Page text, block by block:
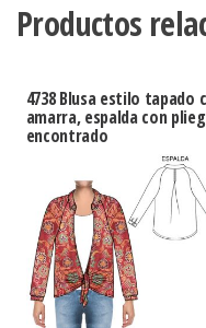
Productos
4738 Blusa estilo tapado
amarra, espalda con
encontrado